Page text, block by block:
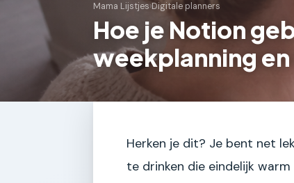
Mama Lijstjes›Digitale planners
Hoe je Notion
weekplanning
Herken je dit? Je bent net
te drinken die eindelijk